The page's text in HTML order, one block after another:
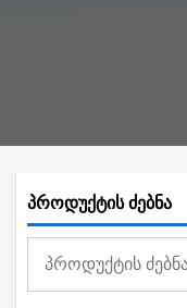
პროდუქტის ძებნა
ძებნა: